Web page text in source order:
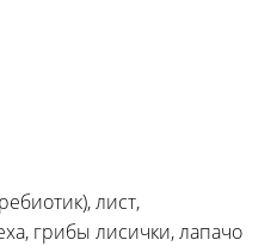
лист,
грибы лисички, лапачо